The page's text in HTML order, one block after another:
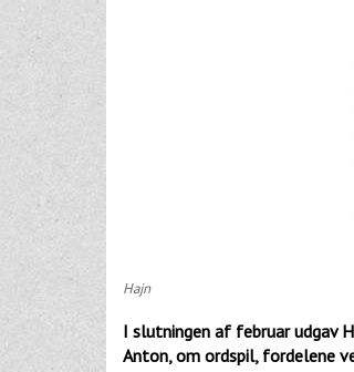
Hajn
I slutningen af februar udgav
Anton, om ordspil, fordelene